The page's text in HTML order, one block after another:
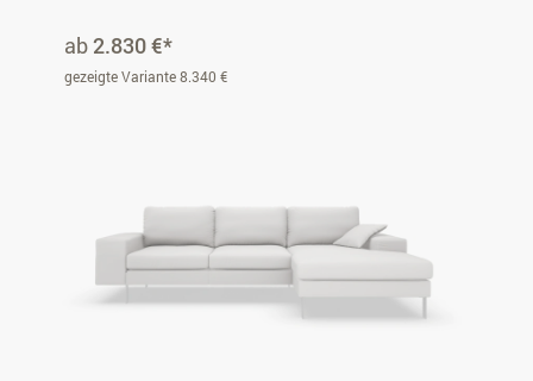
ab2.830 €*
gezeigte Variante 8.340 €